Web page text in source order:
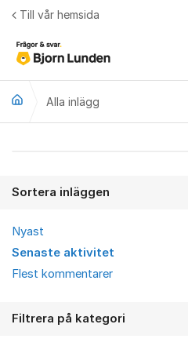
Hoppa till innehåll
Till vår hemsida
Alla inlägg
Sortera inläggen
Nyast
Senaste aktivitet
Flest kommentarer
Filtrera på kategori